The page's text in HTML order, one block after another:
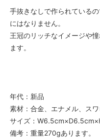
手抜きなしで作られている
にはなりません。
王冠のリッチなイメージや
ます。
年代：新品
素材：合金、エナメル、ス
サイズ：
備考：重量270gあります。